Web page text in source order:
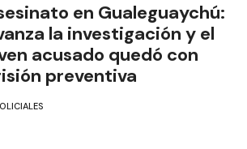
en Gualeguaychú:
la investigación y el
acusado quedó con
preventiva